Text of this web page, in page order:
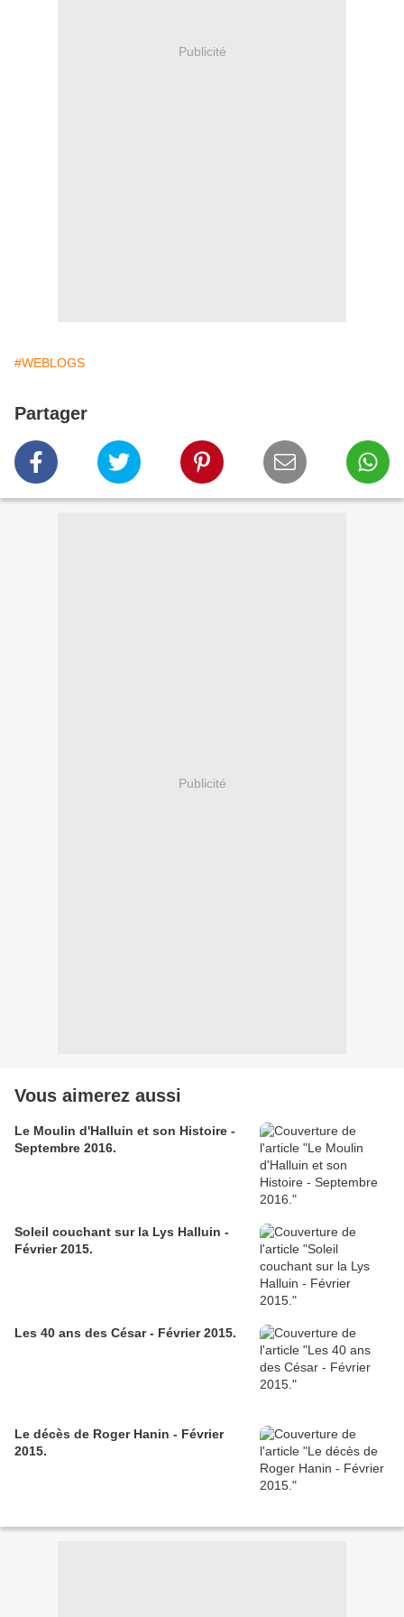
Publicité
#WEBLOGS
Partager
Publicité
Vous aimerez aussi
Le Moulin d'Halluin et son Histoire -
Septembre 2016.
Soleil couchant sur la Lys Halluin -
Février 2015.
Les 40 ans des César - Février 2015.
Le décès de Roger Hanin - Février
2015.